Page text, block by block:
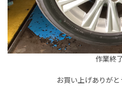
作業終
お買い上げありが